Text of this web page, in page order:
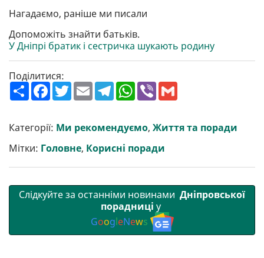
Нагадаємо, раніше ми писали
Допоможіть знайти батьків.
У Дніпрі братик і сестричка шукають родину
Поділитися:
П
о
ш
р
и
и
F
a
c
b
o
k
T
w
e
E
m
a
l
T
e
g
r
m
W
h
a
s
A
p
V
b
r l
Категорії: Ми рекомендуємо, Життя та поради
Мітки: Головне, Корисні поради
Слідкуйте за останніми новинами Дніпровської
порадниці у
GoogleNews